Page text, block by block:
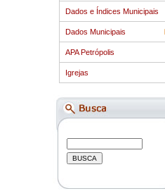
Dados e Índices Municipais
Dados Municipais
APA Petrópolis
Igrejas